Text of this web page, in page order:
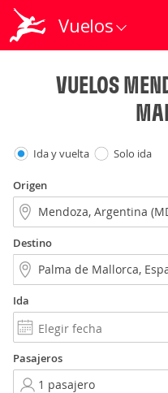
Vuelos
VUELOS
Ida y vuelta Solo ida
Origen
Destino
Ida
Pasajeros